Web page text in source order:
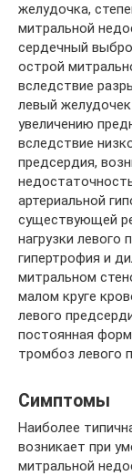
желудочка,
митральной
сердечный
острой
вследствие
левый
увеличению
вследствие
предсердия,
артериальной
существующей
нагрузки
гипертрофия и
митральном
малом круге
левого
постоянная
тромбоз левого
Симптомы
Наиболее
возникает при
митральной